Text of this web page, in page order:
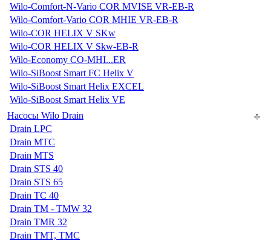
Wilo-Comfort-N-Vario COR MVISE VR-EB-R
Wilo-Comfort-Vario COR MHIE VR-EB-R
Wilo-COR HELIX V SKw
Wilo-COR HELIX V Skw-EB-R
Wilo-Economy CO-MHI...ER
Wilo-SiBoost Smart FC Helix V
Wilo-SiBoost Smart Helix EXCEL
Wilo-SiBoost Smart Helix VE
Насосы Wilo Drain
Drain LPC
Drain MTC
Drain MTS
Drain STS 40
Drain STS 65
Drain TC 40
Drain TM - TMW 32
Drain TMR 32
Drain TMT, TMC